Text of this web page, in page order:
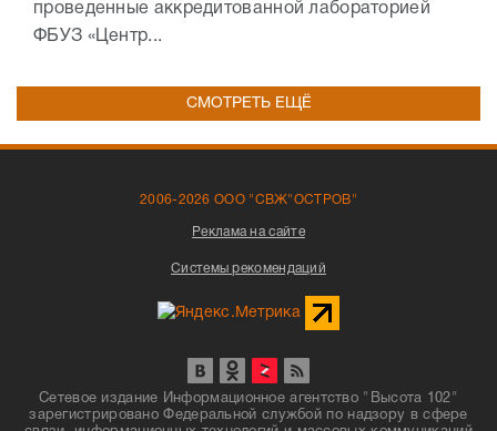
проведенные аккредитованной лабораторией
ФБУЗ «Центр...
СМОТРЕТЬ ЕЩЁ
2006-2026 ООО "СВЖ"ОСТРОВ"
Реклама на сайте
Системы рекомендаций
Сетевое издание Информационное агентство "Высота 102"
зарегистрировано Федеральной службой по надзору в сфере